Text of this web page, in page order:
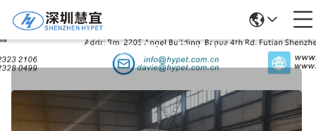
Detalhes Dos Produtos